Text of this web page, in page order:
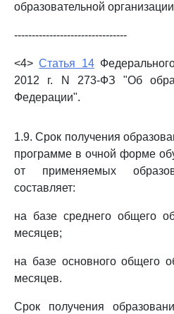
образовательной
--------------------------------
<4>Статья 14
2012 г. N 273-ФЗ "Об
Федерации".
1.9. Срок получения
программе в очной форме
от применяемых
составляет:
на базе среднего общего
месяцев;
на базе основного общего
месяцев.
Срок получения